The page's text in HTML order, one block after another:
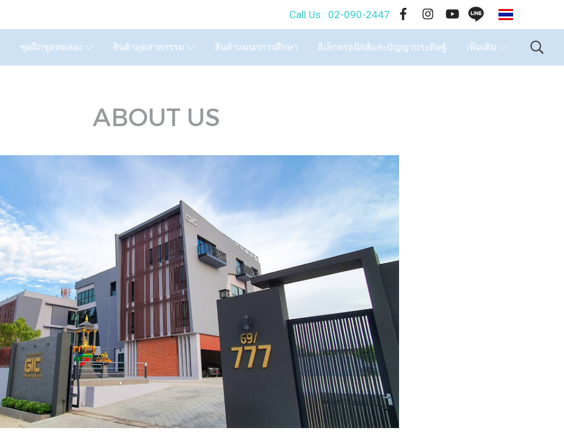
CO.,LTD. (GIC) Call Us : 02-090-2447
ชุดฝึกชุดทดลอง สินค้าอุตสาหกรรม สินค้าแผนกการศึกษา อิเล็กทรอนิกส์และปัญญาประดิษฐ์ เพิ่มเติม
ABOUT US